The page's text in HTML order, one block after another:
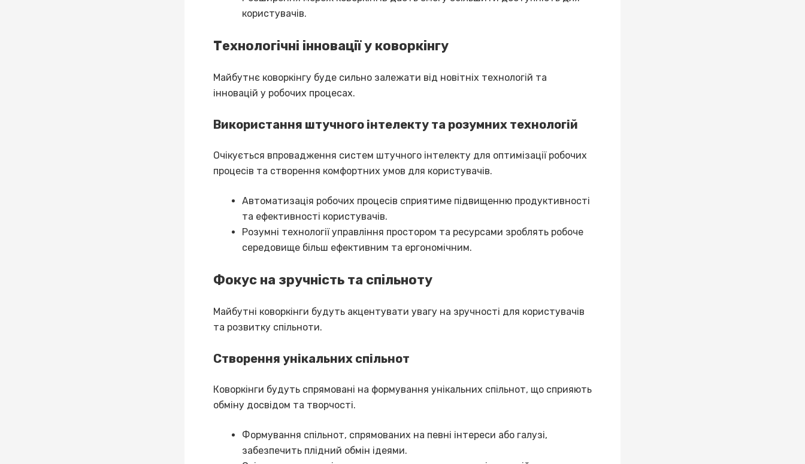
користувачів.
Технологічні інновації у коворкінгу
Майбутнє коворкінгу буде сильно залежати від новітніх технологій та
інновацій у робочих процесах.
Використання штучного інтелекту та розумних технологій
Очікується впровадження систем штучного інтелекту для оптимізації робочих
процесів та створення комфортних умов для користувачів.
Автоматизація робочих процесів сприятиме підвищенню продуктивності
та ефективності користувачів.
Розумні технології управління простором та ресурсами зроблять робоче
середовище більш ефективним та ергономічним.
Фокус на зручність та спільноту
Майбутні коворкінги будуть акцентувати увагу на зручності для користувачів
та розвитку спільноти.
Створення унікальних спільнот
Коворкінги будуть спрямовані на формування унікальних спільнот, що сприяють
обміну досвідом та творчості.
Формування спільнот, спрямованих на певні інтереси або галузі,
забезпечить плідний обмін ідеями.